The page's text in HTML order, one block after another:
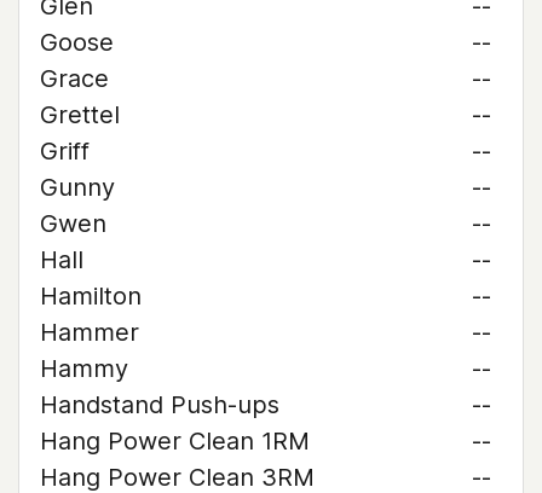
Glen
--
Goose
--
Grace
--
Grettel
--
Griff
--
Gunny
--
Gwen
--
Hall
--
Hamilton
--
Hammer
--
Hammy
--
Handstand Push-ups
--
Hang Power Clean 1RM
--
Hang Power Clean 3RM
--